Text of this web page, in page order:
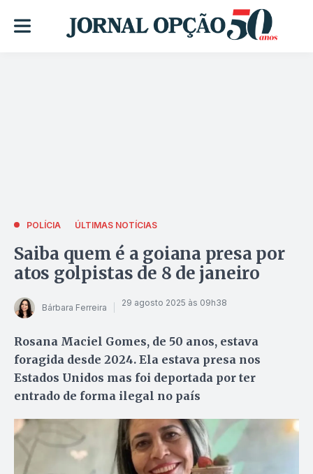
POLÍCIA ÚLTIMAS NOTÍCIAS
Saiba quem é a goiana presa por
atos golpistas de 8 de janeiro
Bárbara Ferreira 29 agosto 2025 às 09h38
Rosana Maciel Gomes, de 50 anos, estava
foragida desde 2024. Ela estava presa nos
Estados Unidos mas foi deportada por ter
entrado de forma ilegal no país